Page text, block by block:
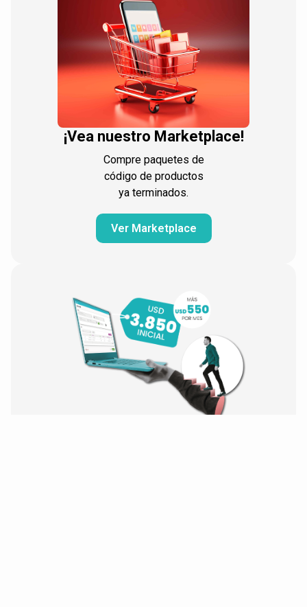
¡Vea nuestro Marketplace!
Compre paquetes de
código de productos
ya terminados.
Ver Marketplace